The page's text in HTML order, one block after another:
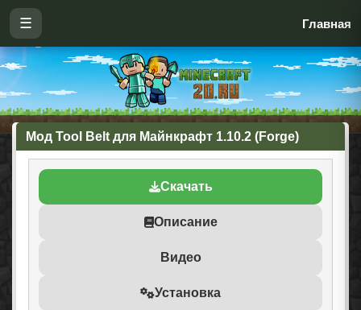
☰ Главная
Мод Tool Belt для Майнкрафт 1.10.2 (Forge)
Скачать
Описание
Видео
Установка